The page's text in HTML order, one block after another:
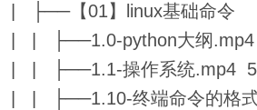
| ├──【01】linux基础命令
| | ├──1.0-python大纲
| | ├──1.1-操作系统.mp4
| | ├──1.10-终端命令的格